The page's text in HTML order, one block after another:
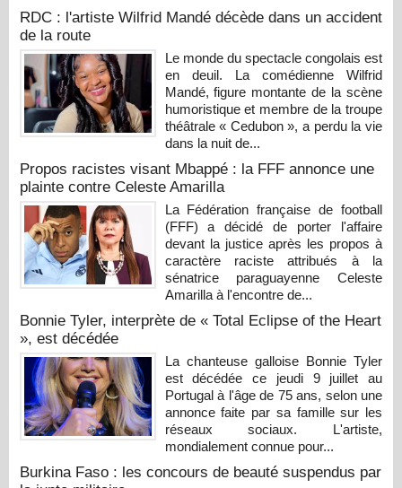
RDC : l'artiste Wilfrid Mandé décède dans un accident
de la route
Le monde du spectacle congolais est
en deuil. La comédienne Wilfrid
Mandé, figure montante de la scène
humoristique et membre de la troupe
théâtrale « Cedubon », a perdu la vie
dans la nuit de...
Propos racistes visant Mbappé : la FFF annonce une
plainte contre Celeste Amarilla
La Fédération française de football
(FFF) a décidé de porter l'affaire
devant la justice après les propos à
caractère raciste attribués à la
sénatrice paraguayenne Celeste
Amarilla à l'encontre de...
Bonnie Tyler, interprète de « Total Eclipse of the Heart
», est décédée
La chanteuse galloise Bonnie Tyler
est décédée ce jeudi 9 juillet au
Portugal à l'âge de 75 ans, selon une
annonce faite par sa famille sur les
réseaux sociaux. L'artiste,
mondialement connue pour...
Burkina Faso : les concours de beauté suspendus par